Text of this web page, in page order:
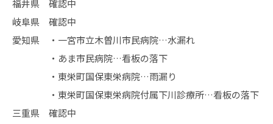
福井県 確認中
岐阜県 確認中
愛知県 ・一宮市立木曽川市民病院…水漏れ
・あま市民病院…看板の落下
・東栄町国保東栄病院…雨漏り
・東栄町国保東栄病院付属下川診療所…看板の落下
三重県 確認中